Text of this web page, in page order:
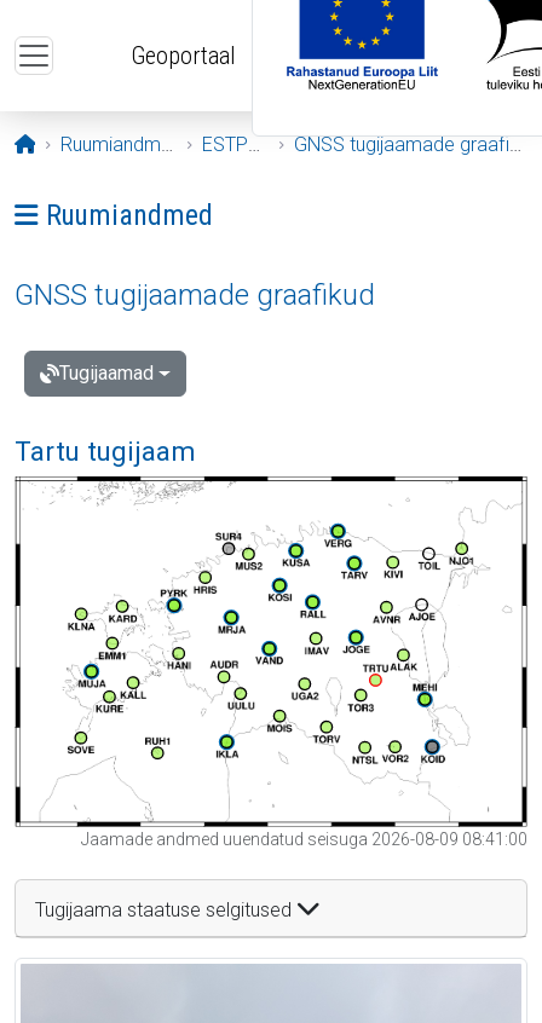
Geoportaal
Avaleht
Ruumiandmed ESTPOS GNSS tugijaamade graafikud
Ava menüü: Ruumiandmed
Ruumiandmed
GNSS tugijaamade graafikud
Tugijaamad
Tartu tugijaam
Jaamade andmed uuendatud seisuga 2026-08-09 08:41:00
Tugijaama staatuse selgitused